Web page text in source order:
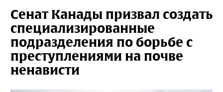
Сенат Канады призвал создать
специализированные
подразделения по борьбе с
преступлениями на почве
ненависти